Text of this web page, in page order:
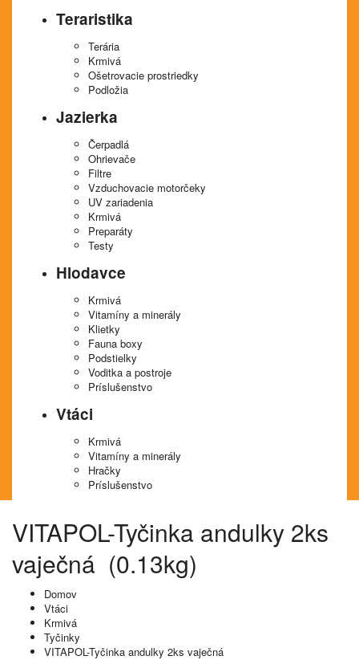
Teraristika
Terária
Krmivá
Ošetrovacie prostriedky
Podložia
Jazierka
Čerpadlá
Ohrievače
Filtre
Vzduchovacie motorčeky
UV zariadenia
Krmivá
Preparáty
Testy
Hlodavce
Krmivá
Vitamíny a minerály
Klietky
Fauna boxy
Podstielky
Voditka a postroje
Príslušenstvo
Vtáci
Krmivá
Vitamíny a minerály
Hračky
Príslušenstvo
VITAPOL-Tyčinka andulky 2ks
vaječná (0.13kg)
Domov
Vtáci
Krmivá
Tyčinky
VITAPOL-Tyčinka andulky 2ks vaječná